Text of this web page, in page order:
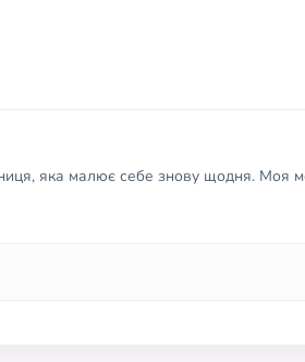
яка малює себе знову щодня. Моя